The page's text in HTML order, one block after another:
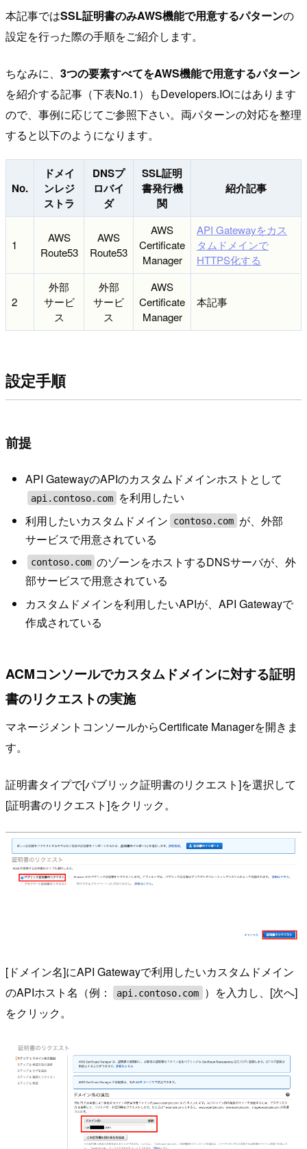
本記事ではSSL証明書のみAWS機能で用意するパターンの
設定を行った際の手順をご紹介します。
ちなみに、 3つの要素すべてをAWS機能で用意するパターン
を紹介する記事（下表No.1）もDevelopers.IOにはあります
ので、事例に応じてご参照下さい。両パターンの対応を整理
すると以下のようになります。
No.
ドメイ
ンレジ
ストラ
DNSプ
ロバイ
ダ
SSL証明
書発行機
関
紹介記事
1
AWS
Route53
AWS
Route53
AWS
Certificate
Manager
API Gatewayをカス
タムドメインで
HTTPS化する
2
外部
サービ
ス
外部
サービ
ス
AWS
Certificate
Manager
本記事
設定手順
前提
API GatewayのAPIのカスタムドメインホストとして
api.contoso.com
を利用したい
利用したいカスタムドメイン
contoso.com が、外部
サービスで用意されている
contoso.com のゾーンをホストするDNSサーバが、外
部サービスで用意されている
カスタムドメインを利用したいAPIが、API Gatewayで
作成されている
ACMコンソールでカスタムドメインに対する証明
書のリクエストの実施
マネージメントコンソールからCertificate Managerを開きま
す。
証明書タイプで[パブリック証明書のリクエスト]を選択して
[証明書のリクエスト]をクリック。
[ドメイン名]にAPI Gatewayで利用したいカスタムドメイン
のAPIホスト名（例：
api.contoso.com
）を入力し、[次へ]
をクリック。